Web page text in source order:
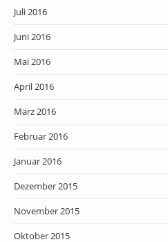
Juli 2016
Juni 2016
Mai 2016
April 2016
März 2016
Februar 2016
Januar 2016
Dezember 2015
November 2015
Oktober 2015